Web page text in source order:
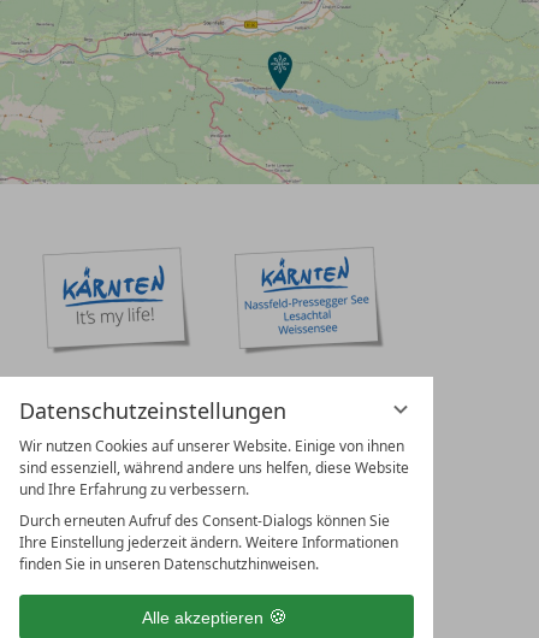
Datenschutzeinstellungen
Wir nutzen Cookies auf unserer Website. Einige von ihnen
sind essenziell, während andere uns helfen, diese Website
und Ihre Erfahrung zu verbessern.
Durch erneuten Aufruf des Consent-Dialogs können Sie
Ihre Einstellung jederzeit ändern. Weitere Informationen
finden Sie in unseren Datenschutzhinweisen.
Alle akzeptieren